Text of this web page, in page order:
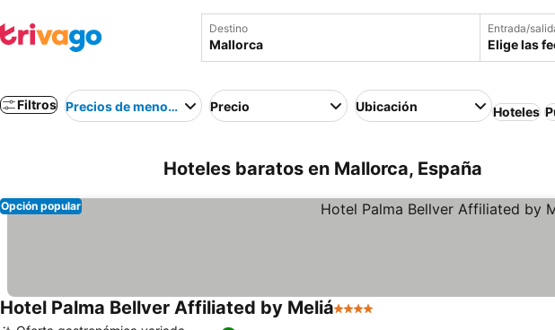
Destino Entrada/
Elige las
Filtros Precios de menor a mayorPrecio Ubicación Hoteles
Hoteles baratos en Mallorca, España
Opción popular
Hotel Palma Bellver Affiliated by Meliá4 Estrellas